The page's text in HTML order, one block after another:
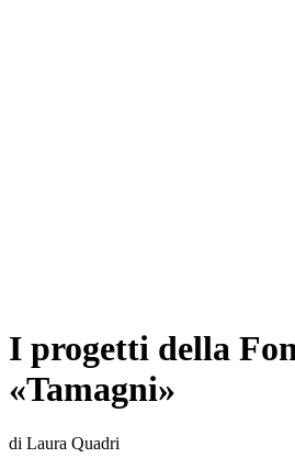
I progetti della
«Tamagni»
di Laura Quadri